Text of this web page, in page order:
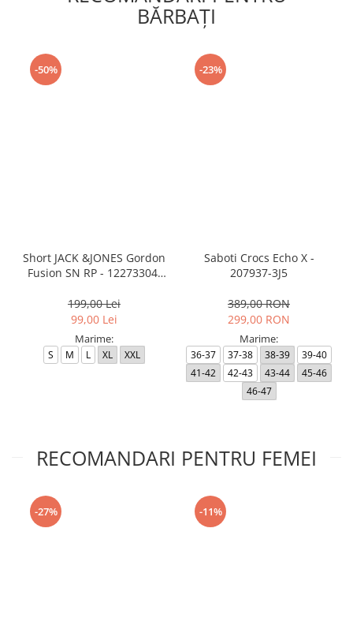
BĂRBAŢI
-50%
Short JACK &JONES Gordon
Fusion SN RP - 12273304-
199,00 Lei
99,00 Lei
Marime:
S M L XL XXL
-23%
Saboti Crocs Echo X -
207937-3J5
389,00 RON
299,00 RON
Marime:
36-37 37-38 38-39
39-40
41-42
42-43 43-44
45-46
46-47
RECOMANDARI PENTRU FEMEI
-27% -11%